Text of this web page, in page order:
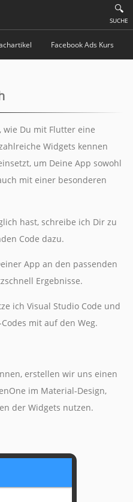
🔍
SUCHE
Facebook Ads Kurs
wie Du mit Flutter eine
Widgets kennen
um Deine App sowohl
mit einer besonderen
hast, schreibe ich Dir zu
Code dazu.
App an den passenden
Ergebnisse.
ich Visual Studio Code und
mit auf den Weg.
erstellen wir uns einen
im Material-Design,
der Widgets nutzen.